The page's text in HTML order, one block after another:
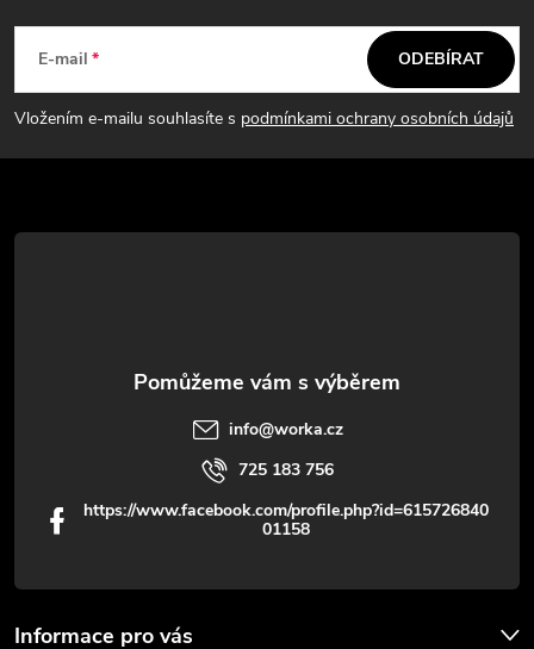
p
a
t
E-mail
Vložením e-mailu souhlasíte s podmínkami ochrany osobních údajů
ODEBÍRAT
Informace pro vás
info@worka.cz
725 183 756
https://www.facebook.com/profile.php?id=615726840
01158